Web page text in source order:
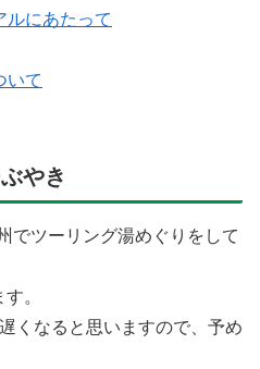
ルにあたって
いて
やき
でツーリング湯めぐりをして
。
くなると思いますので、予め